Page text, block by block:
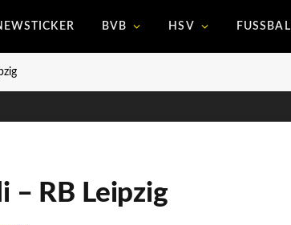
BVB HSV FUSSBALL
– RB Leipzig